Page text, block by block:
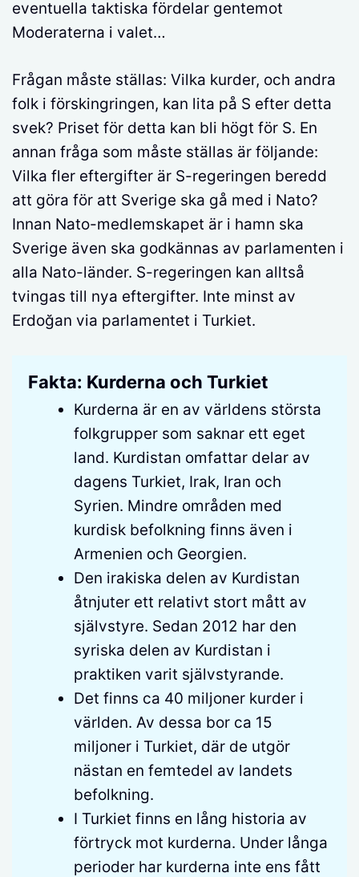
eventuella taktiska fördelar gentemot
Moderaterna i valet…
Frågan måste ställas: Vilka kurder, och andra
folk i förskingringen, kan lita på S efter detta
svek? Priset för detta kan bli högt för S. En
annan fråga som måste ställas är följande:
Vilka fler eftergifter är S-regeringen beredd
att göra för att Sverige ska gå med i Nato?
Innan Nato-medlemskapet är i hamn ska
Sverige även ska godkännas av parlamenten i
alla Nato-länder. S-regeringen kan alltså
tvingas till nya eftergifter. Inte minst av
Erdoğan via parlamentet i Turkiet.
Fakta: Kurderna och Turkiet
Kurderna är en av världens största
folkgrupper som saknar ett eget
land. Kurdistan omfattar delar av
dagens Turkiet, Irak, Iran och
Syrien. Mindre områden med
kurdisk befolkning finns även i
Armenien och Georgien.
Den irakiska delen av Kurdistan
åtnjuter ett relativt stort mått av
självstyre. Sedan 2012 har den
syriska delen av Kurdistan i
praktiken varit självstyrande.
Det finns ca 40 miljoner kurder i
världen. Av dessa bor ca 15
miljoner i Turkiet, där de utgör
nästan en femtedel av landets
befolkning.
I Turkiet finns en lång historia av
förtryck mot kurderna. Under långa
perioder har kurderna inte ens fått